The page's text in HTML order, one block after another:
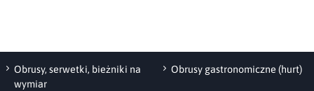
Obrusy, serwetki, bieżniki na
wymiar
Obrusy gastronomiczne (hurt)